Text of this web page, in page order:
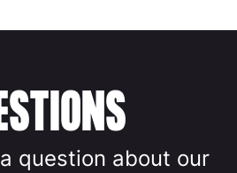
question about our